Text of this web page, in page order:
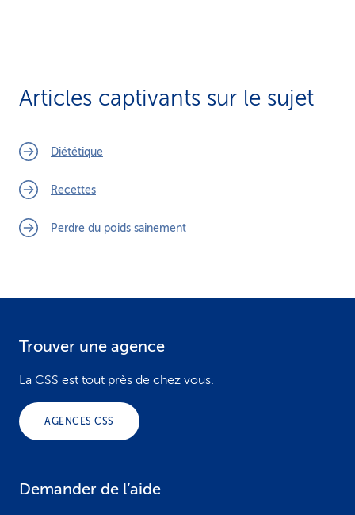
Articles captivants sur le sujet
Diététique
Recettes
Perdre du poids sainement
Trouver une agence
La CSS est tout près de chez vous.
AGENCES CSS
Demander de l’aide